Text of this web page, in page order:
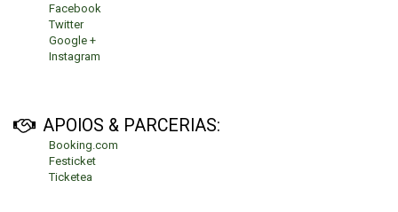
Facebook
Twitter
Google +
Instagram
APOIOS & PARCERIAS:
Booking.com
Festicket
Ticketea